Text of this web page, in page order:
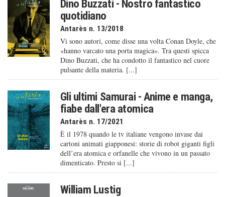
Dino Buzzati - Nostro fantastico
quotidiano
Antarès n. 13/2018
Vi sono autori, come disse una volta Conan Doyle, che
«hanno varcato una porta magica». Tra questi spicca
Dino Buzzati, che ha condotto il fantastico nel cuore
pulsante della materia. [...]
Gli ultimi Samurai - Anime e manga,
fiabe dall'era atomica
Antarès n. 17/2021
È il 1978 quando le tv italiane vengono invase dai
cartoni animati giapponesi: storie di robot giganti figli
dell’era atomica e orfanelle che vivono in un passato
dimenticato. Presto si [...]
William Lustig